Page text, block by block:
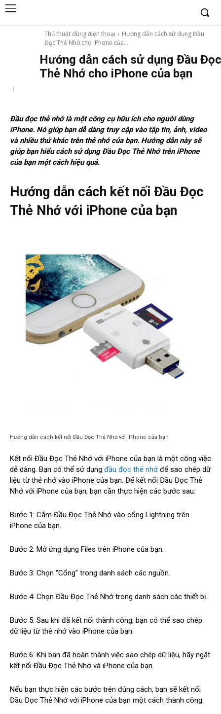
Thủ thuật dùng điện thoại
Hướng dẫn cách sử dụng Đầu
Đọc Thẻ Nhớ cho iPhone của...
Hướng dẫn cách sử dụng Đầu Đọc
Thẻ Nhớ cho iPhone của bạn
Đầu đọc thẻ nhớ là một công cụ hữu ích cho người dùng
iPhone. Nó giúp bạn dễ dàng truy cập vào tập tin, ảnh, video
và nhiều thứ khác trên thẻ nhớ của bạn. Hướng dẫn này sẽ
giúp bạn hiểu cách sử dụng Đầu Đọc Thẻ Nhớ trên iPhone
của bạn một cách hiệu quả.
Hướng dẫn cách kết nối Đầu Đọc
Thẻ Nhớ với iPhone của bạn
Hướng dẫn cách kết nối Đầu Đọc Thẻ Nhớ với iPhone của bạn
Kết nối Đầu Đọc Thẻ Nhớ với iPhone của bạn là một công việc
dễ dàng. Bạn có thể sử dụng đầu đọc thẻ nhớ để sao chép dữ
liệu từ thẻ nhớ vào iPhone của bạn. Để kết nối Đầu Đọc Thẻ
Nhớ với iPhone của bạn, bạn cần thực hiện các bước sau:
Bước 1: Cắm Đầu Đọc Thẻ Nhớ vào cổng Lightning trên
iPhone của bạn.
Bước 2: Mở ứng dụng Files trên iPhone của bạn.
Bước 3: Chọn “Cổng” trong danh sách các nguồn.
Bước 4: Chọn Đầu Đọc Thẻ Nhớ trong danh sách các thiết bị.
Bước 5: Sau khi đã kết nối thành công, bạn có thể sao chép
dữ liệu từ thẻ nhớ vào iPhone của bạn.
Bước 6: Khi bạn đã hoàn thành việc sao chép dữ liệu, hãy ngắt
kết nối Đầu Đọc Thẻ Nhớ và iPhone của bạn.
Nếu bạn thực hiện các bước trên đúng cách, bạn sẽ kết nối
Đầu Đọc Thẻ Nhớ với iPhone của bạn một cách thành công.